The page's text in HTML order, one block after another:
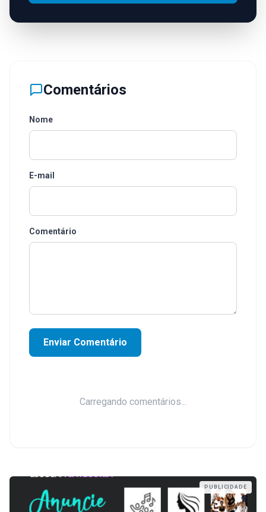
Comentários
Nome
E-mail
Comentário
Enviar Comentário
Carregando comentários...
PUBLICIDADE